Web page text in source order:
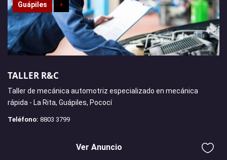
Guápiles +
TALLER R&C
Taller de mecánica automotriz especializado en mecánica
rápida - La Rita, Guápiles, Pococí
Teléfono: 8803 3799
Ver Anuncio